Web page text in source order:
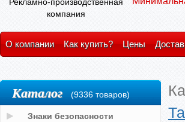
компания
О компании Как купить? Цены
Каталог (9336 товаров)
Знаки безопасности